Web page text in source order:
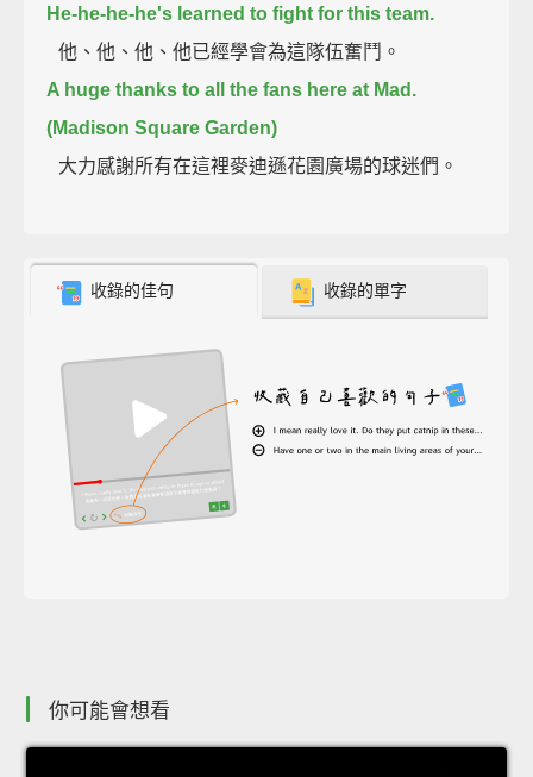
He-he-he-he's learned to fight for this team.
他、他、他、他已經學會為這隊伍奮鬥。
A huge thanks to all the fans here at Mad.
(Madison Square Garden)
大力感謝所有在這裡麥迪遜花園廣場的球迷們。
收錄的佳句 收錄的單字
你可能會想看